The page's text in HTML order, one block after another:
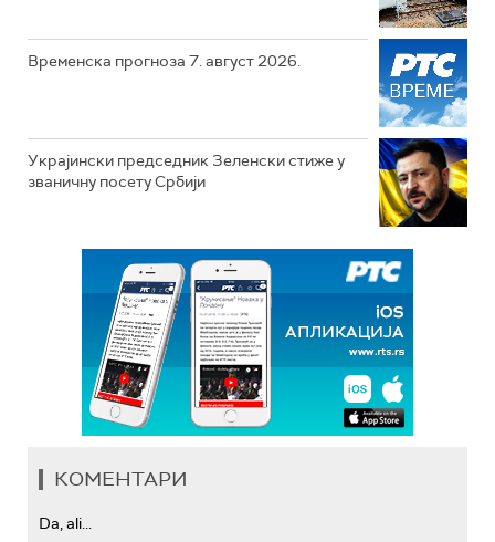
Временска прогноза 7. август 2026.
Украјински председник Зеленски стиже у
званичну посету Србији
КОМЕНТАРИ
Da, ali...